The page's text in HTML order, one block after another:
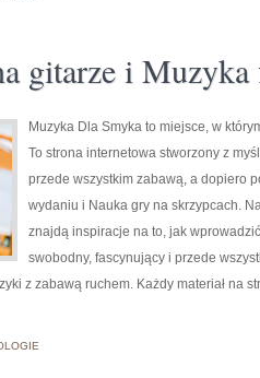
gitarze i
Muzyka Dla Smyka to miejsce, w
To strona internetowa stworzony z
przede wszystkim zabawą, a dopiero
wydaniu i Nauka gry na skrzypcach.
znajdą inspiracje na to, jak
swobodny, fascynujący i przede
z zabawą ruchem. Każdy materiał na